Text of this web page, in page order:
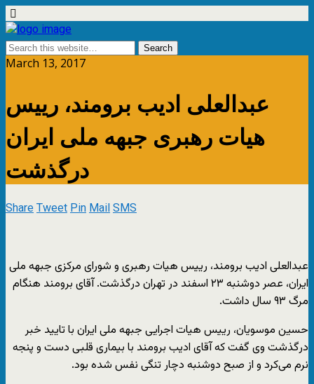
March 13, 2017
عبدالعلی ادیب برومند، رییس
هیات رهبری جبهه ملی ایران
درگذشت
ShareTweetPinMailSMS
عبدالعلی ادیب برومند، رییس هیات رهبری و شورای مرکزی جبهه ملی
ایران، عصر دوشنبه ۲۳ اسفند در تهران درگذشت. آقای برومند هنگام
مرگ ۹۳ سال داشت.
حسین موسویان، رییس هیات اجرایی جبهه ملی ایران با تایید خبر
درگذشت وی گفت که آقای ادیب برومند با بیماری قلبی دست و پنجه
نرم می‌کرد و از صبح دوشنبه دچار تنگی نفس شده بود.